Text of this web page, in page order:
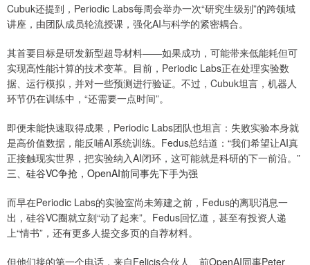
Cubuk还提到，Periodic Labs每周会举办一次“研究生级别”的跨领域
讲座，由团队成员轮流授课，强化AI与科学的紧密耦合。
其首要目标是研发新型超导材料——如果成功，可能带来低能耗但可
实现高性能计算的技术变革。目前，Periodic Labs正在处理实验数
据、运行模拟，并对一些预测进行验证。不过，Cubuk坦言，机器人
环节仍在训练中，“还需要一点时间”。
即便未能快速取得成果，Periodic Labs团队也坦言：失败实验本身就
是高价值数据，能反哺AI系统训练。Fedus总结道：“我们希望让AI真
正接触现实世界，把实验纳入AI闭环，这可能就是科研的下一前沿。”
三、硅谷VC争抢，OpenAI前同事先下手为强
而早在Periodic Labs的实验室尚未筹建之前，Fedus的离职消息一
出，硅谷VC圈就立刻“动了起来”。Fedus回忆道，甚至有投资人递
上“情书”，还有更多人提交多页的自荐材料。
但他们接的第一个电话，来自Felicis合伙人、前OpenAI同事Peter